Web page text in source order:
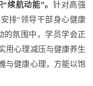
“续航动能”。针对高强
排“领导干部身心健康
的氛围中，学员学会正
用心理减压与健康养生
与健康心理，方能以饱